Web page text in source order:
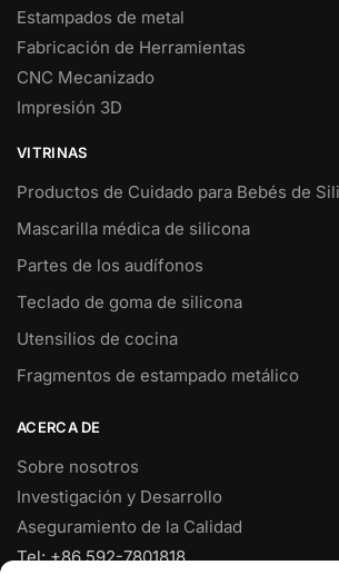
Estampados de metal
Fabricación de Herramientas
CNC Mecanizado
Impresión 3D
VITRINAS
Productos de Cuidado para Bebés de
Mascarilla médica de silicona
Partes de los audífonos
Teclado de goma de silicona
Utensilios de cocina
Fragmentos de estampado metálico
ACERCA DE
Sobre nosotros
Investigación y Desarrollo
Aseguramiento de la Calidad
Tel: +86 592-7801818